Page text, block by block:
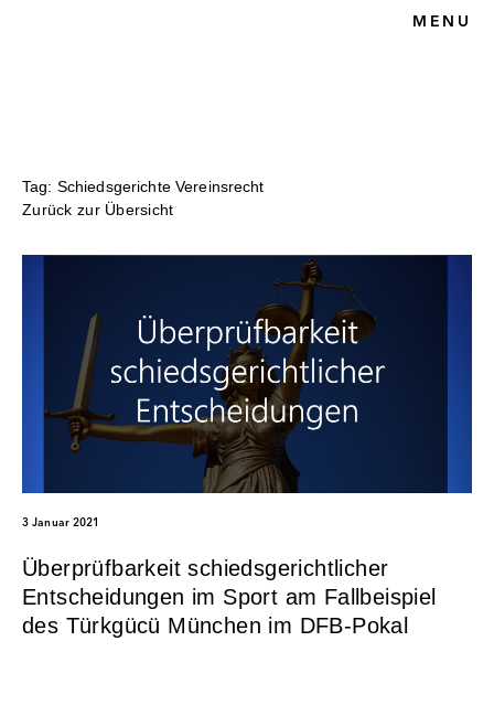
MENU
Tag: Schiedsgerichte Vereinsrecht
Zurück zur Übersicht
3 Januar 2021
Überprüfbarkeit schiedsgerichtlicher
Entscheidungen im Sport am Fallbeispiel
des Türkgücü München im DFB-Pokal